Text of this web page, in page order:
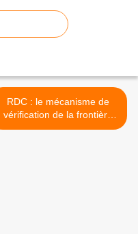
RDC : le mécanisme de
vérification de la frontière
avec le Rwanda se met en